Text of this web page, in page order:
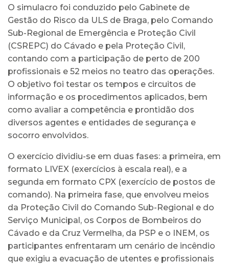
O simulacro foi conduzido pelo Gabinete de
Gestão do Risco da ULS de Braga, pelo Comando
Sub-Regional de Emergência e Proteção Civil
(CSREPC) do Cávado e pela Proteção Civil,
contando com a participação de perto de 200
profissionais e 52 meios no teatro das operações.
O objetivo foi testar os tempos e circuitos de
informação e os procedimentos aplicados, bem
como avaliar a competência e prontidão dos
diversos agentes e entidades de segurança e
socorro envolvidos.
O exercício dividiu-se em duas fases: a primeira, em
formato LIVEX (exercícios à escala real), e a
segunda em formato CPX (exercício de postos de
comando). Na primeira fase, que envolveu meios
da Proteção Civil do Comando Sub-Regional e do
Serviço Municipal, os Corpos de Bombeiros do
Cávado e da Cruz Vermelha, da PSP e o INEM, os
participantes enfrentaram um cenário de incêndio
que exigiu a evacuação de utentes e profissionais